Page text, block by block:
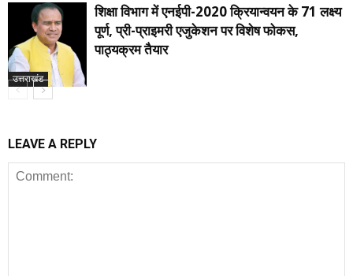
उत्तराखंड
शिक्षा विभाग में एनईपी-2020 क्रियान्वयन के 71 लक्ष्य
पूर्ण, प्री-प्राइमरी एजुकेशन पर विशेष फोकस,
पाठ्यक्रम तैयार
LEAVE A REPLY